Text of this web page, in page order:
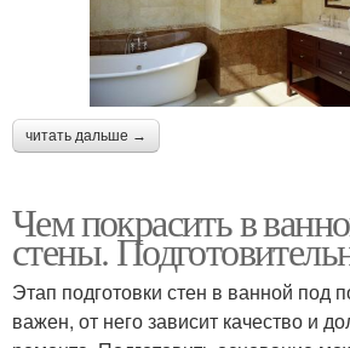
читать дальше →
Чем покрасить в
стены.
Этап подготовки стен в ванной под
важен, от него зависит качество и